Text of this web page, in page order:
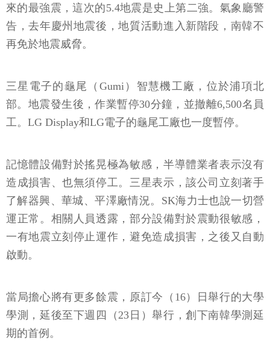
來的最強震，這次的5.4地震是史上第二強。氣象廳警
告，去年慶州地震後，地質活動進入新階段，南韓不
再免於地震威脅。
三星電子的龜尾（Gumi）智慧機工廠，位於浦項北
部。地震發生後，作業暫停30分鐘，並撤離6,500名員
工。LG Display和LG電子的龜尾工廠也一度暫停。
記憶體設備對於搖晃極為敏感，半導體業者表示沒有
造成損害、也無須停工。三星表示，該公司立刻著手
了解器興、華城、平澤廠情況。SK海力士也說一切營
運正常。相關人員透露，部分設備對於震動很敏感，
一有地震立刻停止運作，避免造成損害，之後又自動
啟動。
當局擔心將有更多餘震，原訂今（16）日舉行的大學
學測，延後至下週四（23日）舉行，創下南韓學測延
期的首例。